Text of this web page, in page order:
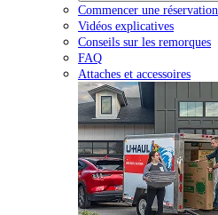
Commencer une réservation
Vidéos explicatives
Conseils sur les remorques
FAQ
Attaches et accessoires